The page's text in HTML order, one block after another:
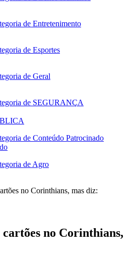
no Corinthians,